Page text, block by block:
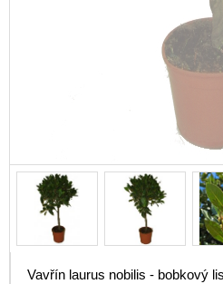
Vavřín laurus nobilis - bobkový